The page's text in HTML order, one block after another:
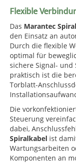
Flexible
Das Marantec
den Einsatz an
Durch die flexible
optimal für
sichere Signal- und
praktisch ist die
Torblatt-
Die
Steuerung
dabei,
Spiralkabel ist
Wartungsarbeiten
Komponenten an